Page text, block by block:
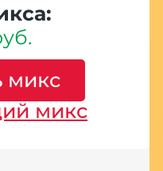
микс
микс